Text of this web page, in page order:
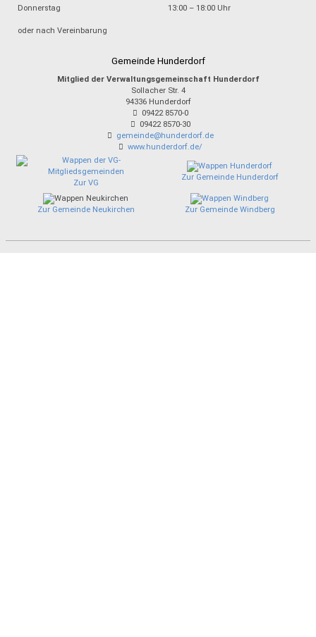
Donnerstag 13:00 – 18:00 Uhr
oder nach Vereinbarung
Gemeinde Hunderdorf
Mitglied der Verwaltungsgemeinschaft Hunderdorf
Sollacher Str. 4
94336 Hunderdorf
09422 8570-0
09422 8570-30
gemeinde@hunderdorf.de
www.hunderdorf.de/
Zur VG
Zur Gemeinde Hunderdorf
Zur Gemeinde Neukirchen Zur Gemeinde Windberg